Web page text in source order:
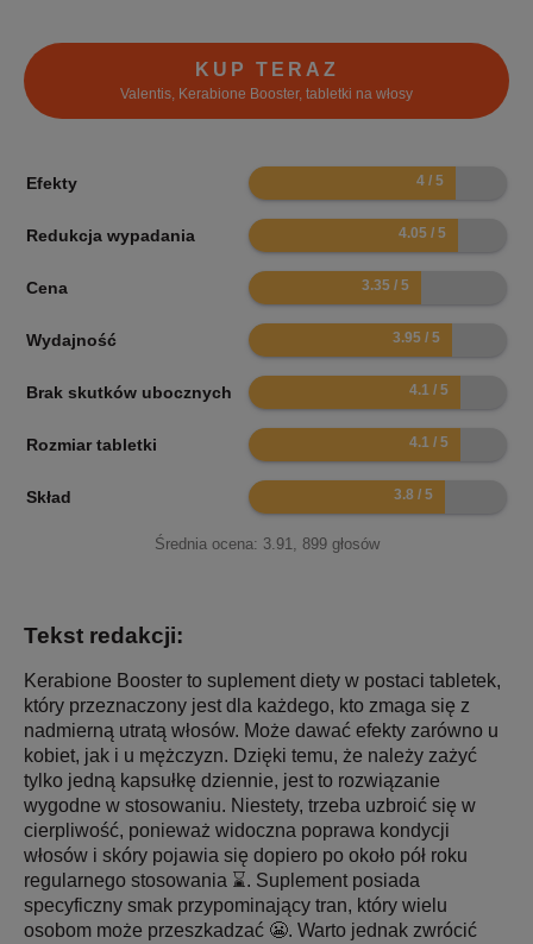
KUP TERAZ
Valentis, Kerabione Booster, tabletki na włosy
Efekty 8
Redukcja wypadania 8.1
Cena 6.7
Wydajność 7.9
Brak skutków ubocznych 8.2
Rozmiar tabletki 8.2
Skład 7.6
Średnia ocena: 3.91, 899głosów
Tekst redakcji:
Kerabione Booster to suplement diety w postaci tabletek,
który przeznaczony jest dla każdego, kto zmaga się z
nadmierną utratą włosów. Może dawać efekty zarówno u
kobiet, jak i u mężczyzn. Dzięki temu, że należy zażyć
tylko jedną kapsułkę dziennie, jest to rozwiązanie
wygodne w stosowaniu. Niestety, trzeba uzbroić się w
cierpliwość, ponieważ widoczna poprawa kondycji
włosów i skóry pojawia się dopiero po około pół roku
regularnego stosowania ⌛. Suplement posiada
specyficzny smak przypominający tran, który wielu
osobom może przeszkadzać 😬. Warto jednak zwrócić